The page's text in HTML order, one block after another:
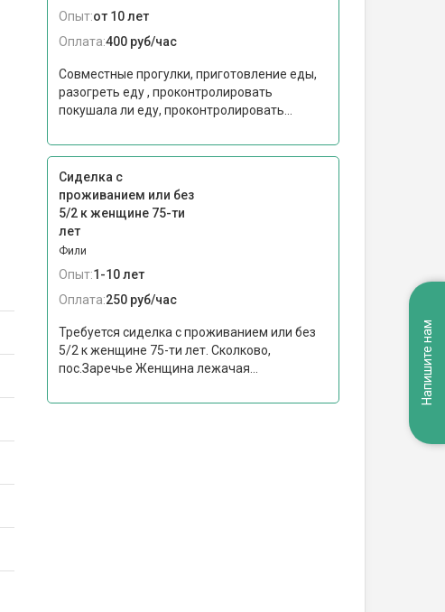
Опыт:от 10 лет
Оплата:400 руб/час
Совместные прогулки, приготовление еды,
разогреть еду , проконтролировать
покушала ли еду, проконтролировать...
Сиделка с
проживанием или без
5/2 к женщине 75-ти
лет
Фили
Опыт:1-10 лет
Оплата:250 руб/час
Требуется сиделка с проживанием или без
5/2 к женщине 75-ти лет. Сколково,
пос.Заречье Женщина лежачая...
Напишите нам